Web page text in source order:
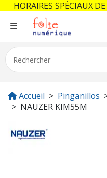
Accueil Pinganillos
NAUZER KIM55M
HORAIRES SPÉCIAUX DE